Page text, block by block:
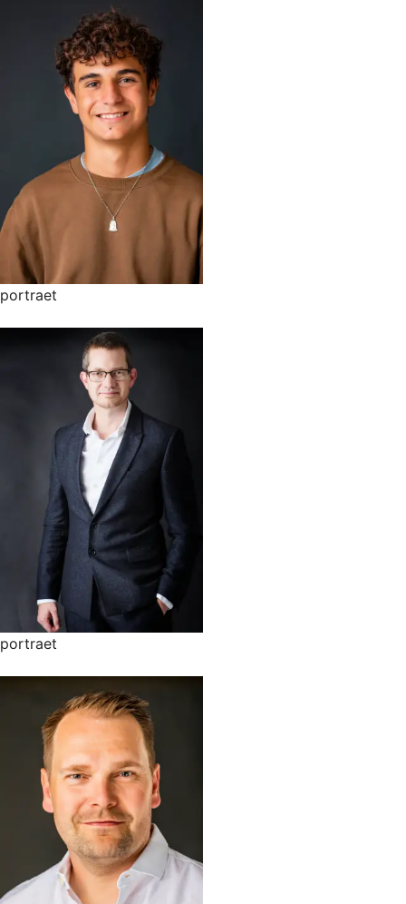
portraet
portraet